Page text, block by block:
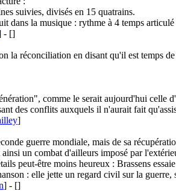
suivies, divisés en 15 quatrains.
dans la musique : rythme à 4 temps
- []
la réconciliation en disant qu'il est temps
comme le serait aujourd'hui
des conflits auxquels il n'aurait fait
]
guerre mondiale, mais de sa
un combat d'ailleurs imposé par
peut-être moins heureux : Brassens
: elle jette un regard civil sur la
] - []